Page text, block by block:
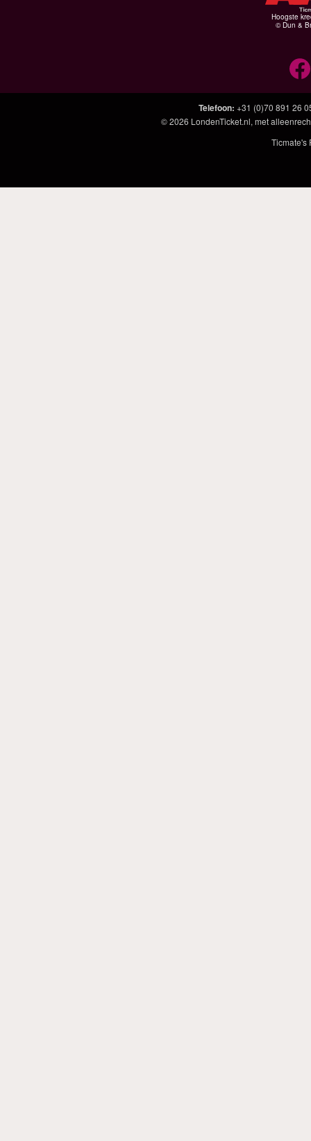
Hoogste
© Dun &
Telefoon: +31 (0)70 891 26
© 2026 LondenTicket.nl, met
Ticmate's